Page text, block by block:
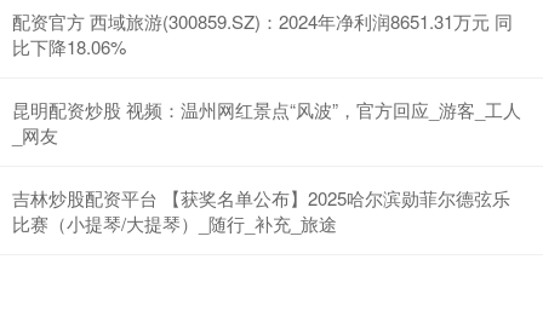
配资官方 西域旅游(300859.SZ)：2024年净利润8651.31万元 同
比下降18.06%
昆明配资炒股 视频：温州网红景点“风波”，官方回应_游客_工人
_网友
吉林炒股配资平台 【获奖名单公布】2025哈尔滨勋菲尔德弦乐
比赛（小提琴/大提琴）_随行_补充_旅途